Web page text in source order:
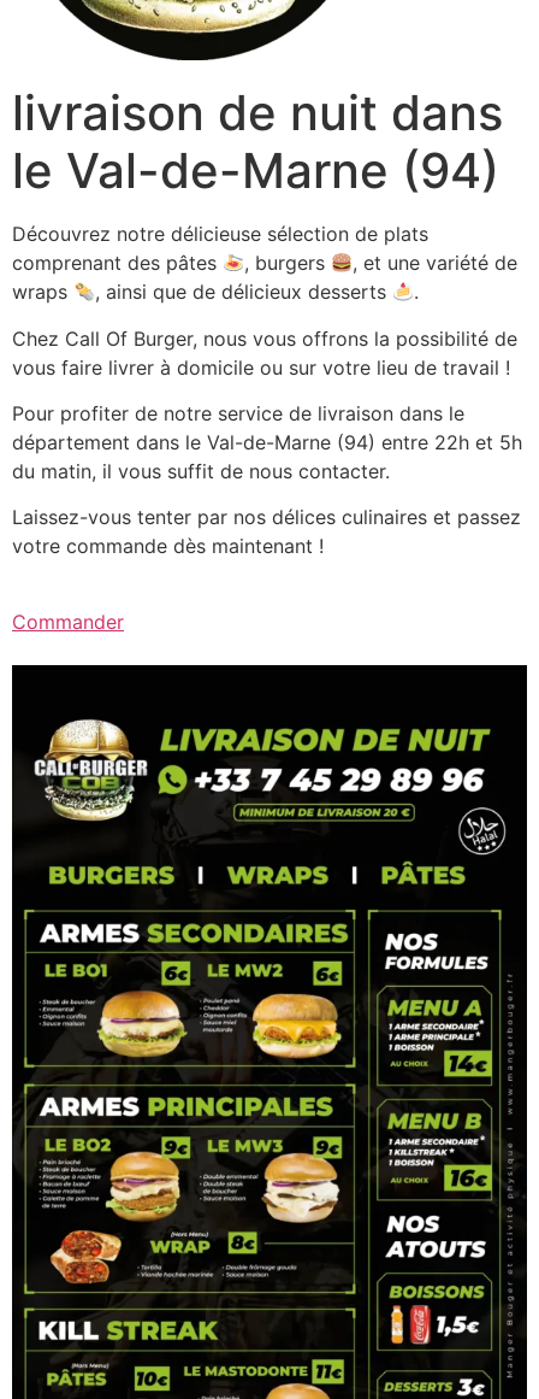
livraison de nuit dans
le Val-de-Marne (94)
Découvrez notre délicieuse sélection de plats
comprenant des pâtes
, burgers
, et une variété de
wraps
, ainsi que de délicieux desserts
.
Chez Call Of Burger, nous vous offrons la possibilité de
vous faire livrer à domicile ou sur votre lieu de travail !
Pour profiter de notre service de livraison dans le
département dans le Val-de-Marne (94) entre 22h et 5h
du matin, il vous suffit de nous contacter.
Laissez-vous tenter par nos délices culinaires et passez
votre commande dès maintenant !
Commander